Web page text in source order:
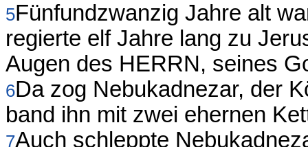
5Fünfundzwanzig Jahre alt
regierte elf Jahre lang zu
Augen des HERRN, seines
6Da zog Nebukadnezar, der
band ihn mit zwei ehernen
7Auch schleppte